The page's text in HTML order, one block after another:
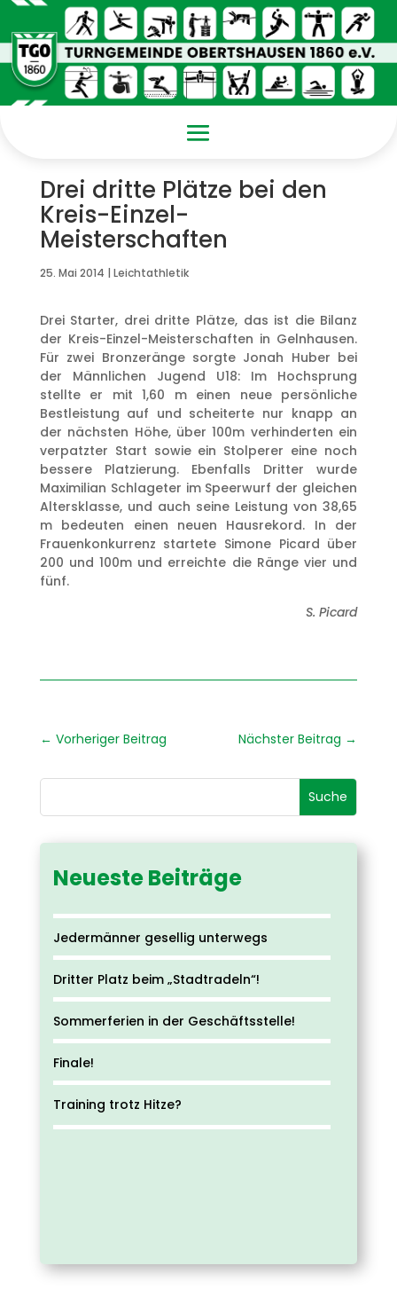
Drei dritte Plätze bei den
Kreis-Einzel-
Meisterschaften
25. Mai 2014 | Leichtathletik
Drei Starter, drei dritte Plätze, das ist die Bilanz
der Kreis-Einzel-Meisterschaften in Gelnhausen.
Für zwei Bronzeränge sorgte Jonah Huber bei
der Männlichen Jugend U18: Im Hochsprung
stellte er mit 1,60 m einen neue persönliche
Bestleistung auf und scheiterte nur knapp an
der nächsten Höhe, über 100m verhinderten ein
verpatzter Start sowie ein Stolperer eine noch
bessere Platzierung. Ebenfalls Dritter wurde
Maximilian Schlageter im Speerwurf der gleichen
Altersklasse, und auch seine Leistung von 38,65
m bedeuten einen neuen Hausrekord. In der
Frauenkonkurrenz startete Simone Picard über
200 und 100m und erreichte die Ränge vier und
fünf.
S. Picard
← Vorheriger Beitrag Nächster Beitrag →
Neueste Beiträge
Jedermänner gesellig unterwegs
Dritter Platz beim „Stadtradeln“!
Sommerferien in der Geschäftsstelle!
Finale!
Training trotz Hitze?